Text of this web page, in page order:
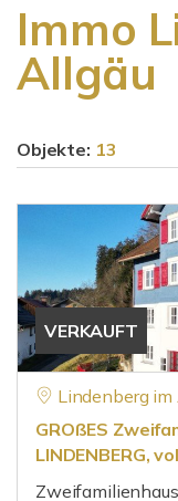
Immo
Allgäu
Objekte: 13
VERKAUFT
Lindenberg im
GROßES
LINDENBERG,
Zweifamilienhaus